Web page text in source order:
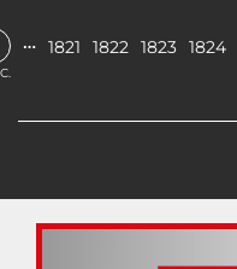
… 1821 1822 1823 1824